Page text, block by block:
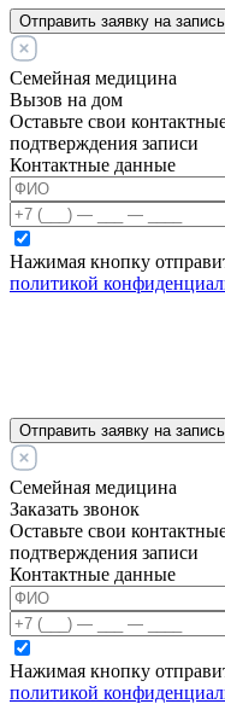
Отправить заявку на запись
Семейная медицина
Вызов на дом
Оставьте свои
подтверждения записи
Контактные данные
Нажимая кнопку
политикой
Отправить заявку на запись
Семейная медицина
Заказать звонок
Оставьте свои
подтверждения записи
Контактные данные
Нажимая кнопку
политикой